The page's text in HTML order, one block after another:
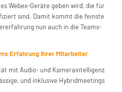
Webex-Geräte geben wird, die für
sind. Damit kommt die feinste
nun auch in die Teams-
Erfahrung Ihrer Mitarbeiter
mit Audio- und Kameraintelligenz
und inklusive Hybridmeetings